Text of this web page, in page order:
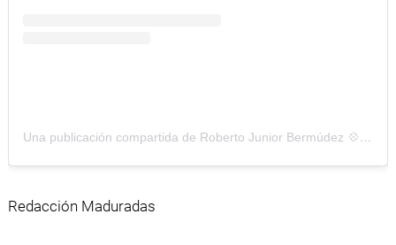
Una publicación compartida de Roberto Junior Bermúdez 💠 (@depedregalfalcon)
Redacción Maduradas